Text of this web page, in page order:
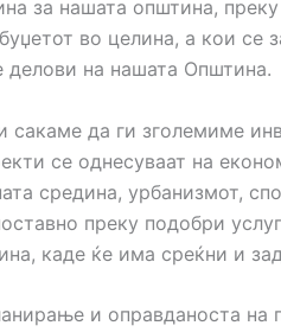
за нашата општина,
во целина, а кои се
делови на нашата Општина.
сакаме да ги зголемиме
се однесуваат на
средина, урбанизмот,
преку подобри
каде ќе има среќни и
и оправданоста на